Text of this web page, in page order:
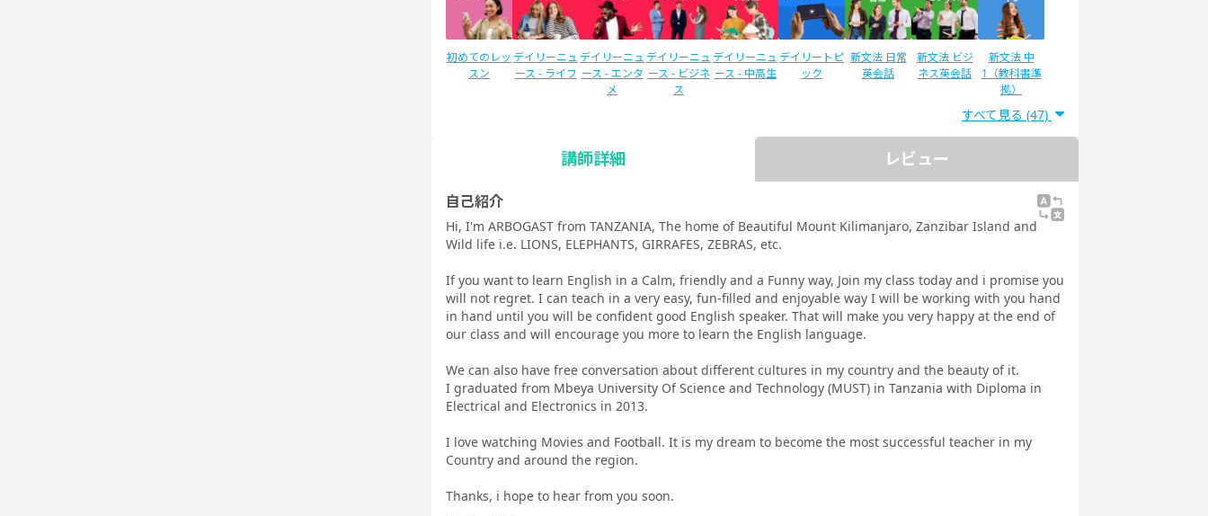
初めてのレッ
スン
デイリーニュ
ース - ライフ
デイリーニュ
ース - エンタ
メ
デイリーニュ
ース - ビジネ
ス
デイリーニュ
ース - 中高生
デイリートピ
ック
新文法 日常
英会話
新文法 ビジ
ネス英会話
新文法 中
1（教科書準
拠）
2（教科書準
拠）
スタディサプ
コース Daily
教材
スタディサプ
コース Daily
英検®二次試 IELTSスピー スピーキング
テスト対策
スピーキング
ビジネス英会
話
スピーキング
中高生英会話
TOEIC®L&R
対策（新形
式)
TOEIC®L&R
対策（新形
式)
TOEIC®
Test対策
文法
イラストで学
ング 基礎 - アング 発展 - アング 実践 - ア
すべて見る (47)
講師詳細 レビュー
自己紹介
Hi, I'm ARBOGAST from TANZANIA, The home of Beautiful Mount Kilimanjaro, Zanzibar Island and
Wild life i.e. LIONS, ELEPHANTS, GIRRAFES, ZEBRAS, etc.
If you want to learn English in a Calm, friendly and a Funny way, Join my class today and i promise you
will not regret. I can teach in a very easy, fun-filled and enjoyable way I will be working with you hand
in hand until you will be confident good English speaker. That will make you very happy at the end of
our class and will encourage you more to learn the English language.
We can also have free conversation about different cultures in my country and the beauty of it.
I graduated from Mbeya University Of Science and Technology (MUST) in Tanzania with Diploma in
Electrical and Electronics in 2013.
I love watching Movies and Football. It is my dream to become the most successful teacher in my
Country and around the region.
Thanks, i hope to hear from you soon.